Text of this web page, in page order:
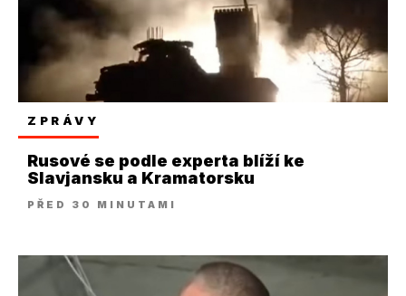
ZPRÁVY
Rusové se podle experta blíží ke
Slavjansku a Kramatorsku
PŘED 30 MINUTAMI